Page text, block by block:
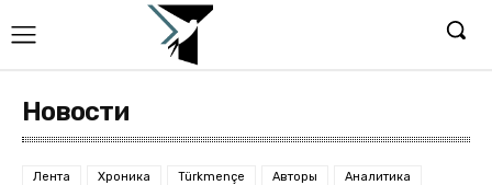
Новости
Лента Хроника Türkmençe Авторы Аналитика